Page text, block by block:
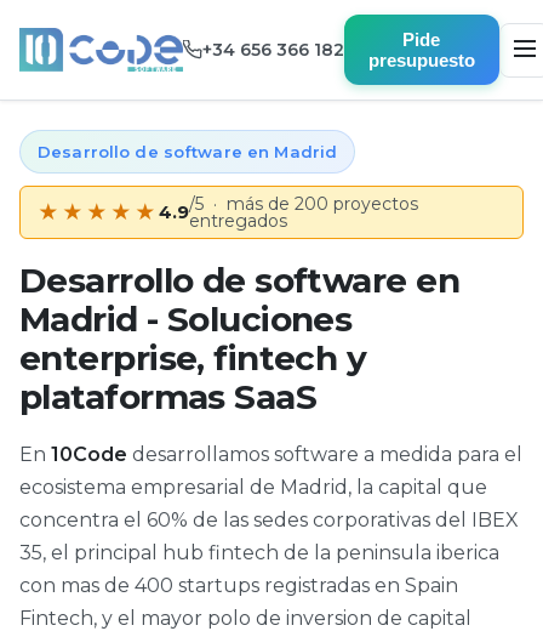
+34 656 366 182
Pide
presupuesto
Desarrollo de software en Madrid
★★★★★ 4.9/5 · más de 200 proyectos
entregados
Desarrollo de software en
Madrid - Soluciones
enterprise, fintech y
plataformas SaaS
En 10Code desarrollamos software a medida para el
ecosistema empresarial de Madrid, la capital que
concentra el 60% de las sedes corporativas del IBEX
35, el principal hub fintech de la peninsula iberica
con mas de 400 startups registradas en Spain
Fintech, y el mayor polo de inversion de capital